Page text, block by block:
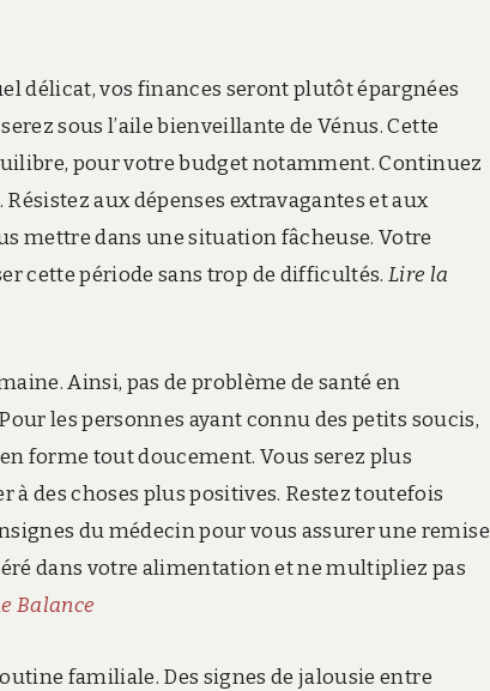
délicat, vos finances seront plutôt épargnées
sous l’aile bienveillante de Vénus. Cette
pour votre budget notamment. Continuez
aux dépenses extravagantes et aux
mettre dans une situation fâcheuse. Votre
cette période sans trop de difficultés. Lire la
Ainsi, pas de problème de santé en
les personnes ayant connu des petits soucis,
forme tout doucement. Vous serez plus
des choses plus positives. Restez toutefois
du médecin pour vous assurer une remise
dans votre alimentation et ne multipliez pas
Balance
familiale. Des signes de jalousie entre